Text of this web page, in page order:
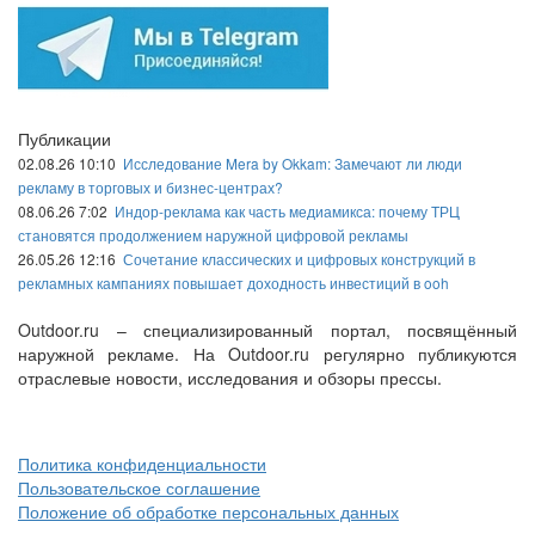
Публикации
02.08.26 10:10 Исследование Mera by Okkam: Замечают ли люди
рекламу в торговых и бизнес-центрах?
08.06.26 7:02 Индор-реклама как часть медиамикса: почему ТРЦ
становятся продолжением наружной цифровой рекламы
26.05.26 12:16 Сочетание классических и цифровых конструкций в
рекламных кампаниях повышает доходность инвестиций в ooh
Outdoor.ru – специализированный портал, посвящённый
наружной рекламе. На Outdoor.ru регулярно публикуются
отраслевые новости, исследования и обзоры прессы.
Политика конфиденциальности
Пользовательское соглашение
Положение об обработке персональных данных